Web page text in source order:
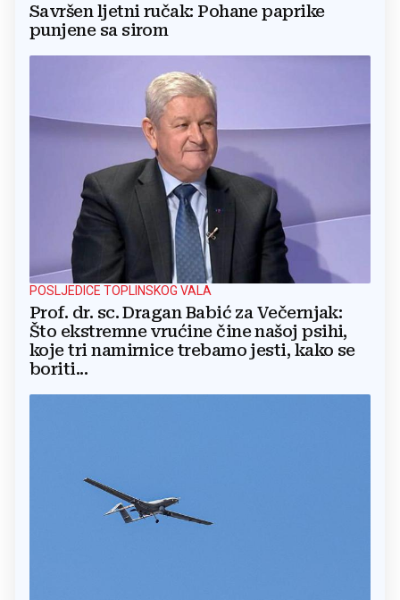
Savršen ljetni ručak: Pohane paprike
punjene sa sirom
POSLJEDICE TOPLINSKOG VALA
Prof. dr. sc. Dragan Babić za Večernjak:
Što ekstremne vrućine čine našoj psihi,
koje tri namirnice trebamo jesti, kako se
boriti...